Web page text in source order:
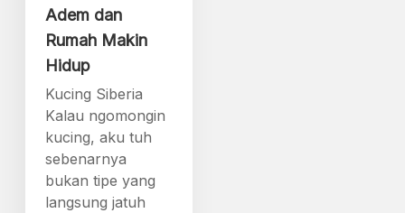
Adem dan
Rumah Makin
Hidup
Kucing Siberia
Kalau ngomongin
kucing, aku tuh
sebenarnya
bukan tipe yang
langsung jatuh